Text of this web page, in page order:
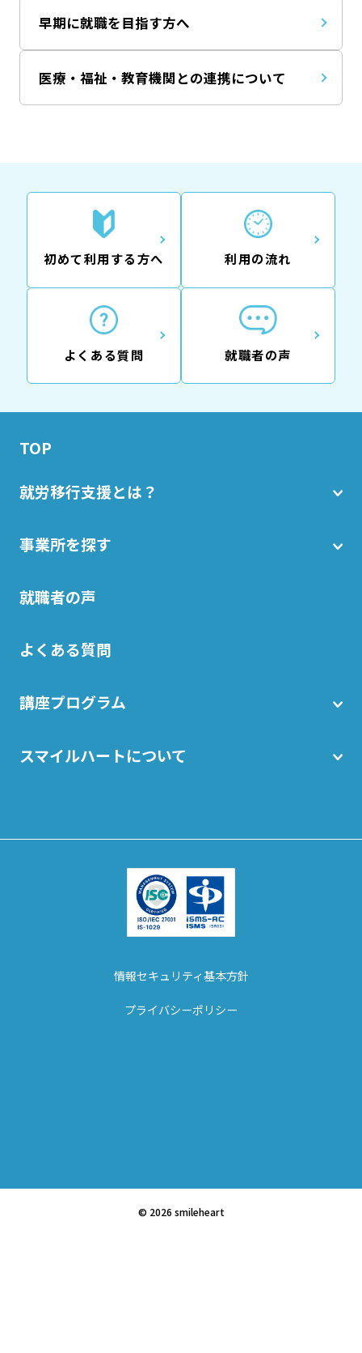
早期に就職を目指す方へ
医療・福祉・教育機関との連携について
初めて利用する方へ 利用の流れ
よくある質問 就職者の声
TOP
就労移行支援とは？
事業所を探す
就職者の声
よくある質問
講座プログラム
スマイルハートについて
情報セキュリティ基本方針
プライバシーポリシー
© 2026 smileheart